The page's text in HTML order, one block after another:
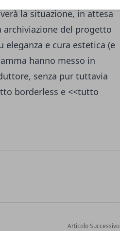
la situazione, in attesa
archiviazione del progetto
e cura estetica (e
hanno messo in
senza pur tuttavia
borderless e <<tutto
Articolo Successivo